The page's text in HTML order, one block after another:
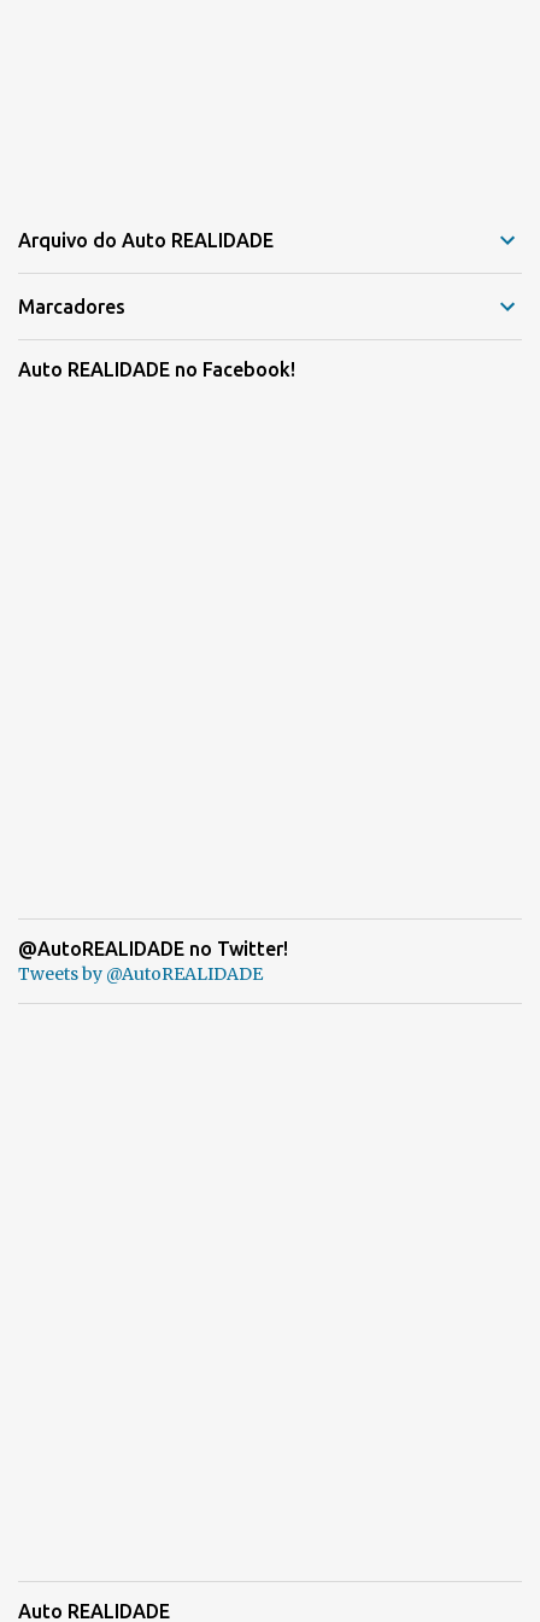
Arquivo do Auto REALIDADE
Marcadores
Auto REALIDADE no Facebook!
@AutoREALIDADE no Twitter!
Tweets by @AutoREALIDADE
Auto REALIDADE